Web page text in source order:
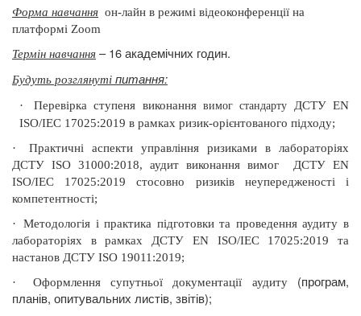
Форма навчання он-лайн в режимі відеоконференції на
платформі Zoom
Термін навчання – 16 академічних годин.
Будуть розглянуті питання:
· Перевіркаступеня виконаннявимог стандарту ДСТУ EN
ISO/IEC 17025:2019 в рамках ризик-орієнтованого підходу;
·
Практичні аспекти управління ризиками в лабораторіях
ДСТУ ISO 31000:2018, аудит виконання вимог
ДСТУ EN
ISO/IEC 17025:2019 стосовно ризиків неупередженості і
компетентності;
·
Методологія і практика підготовки та проведення аудиту в
лабораторіях в рамках ДСТУ EN ISO/IEC 17025:2019 та
настанов ДСТУ ISO 19011:2019;
·
Оформлення супутньої документації аудиту(програм,
планів, опитувальних листів, звітів);